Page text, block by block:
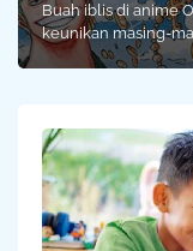
Buah iblis di anime
keunikan masing-